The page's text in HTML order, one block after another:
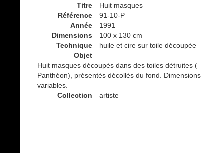
Titre
Huit masques
Référence
91-10-P
Année
1991
Dimensions
100 x 130 cm
Technique
huile et cire sur toile découpée
Objet
Huit masques découpés dans des toiles détruites (
Panthéon), présentés décollés du fond. Dimensions
variables.
Collection
artiste